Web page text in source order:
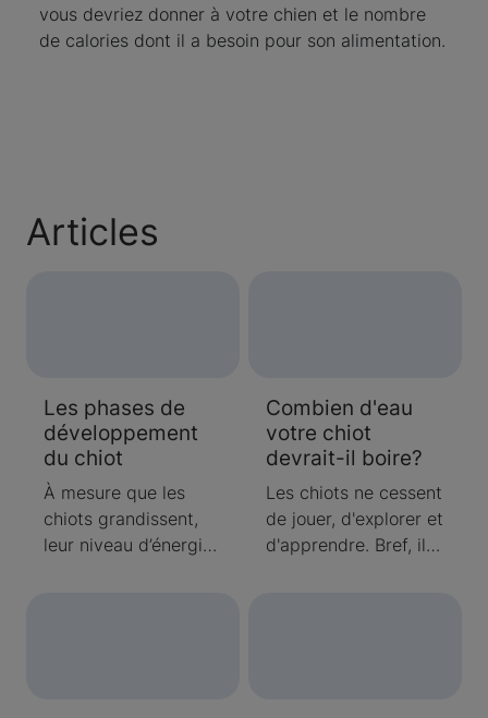
vous devriez donner à votre chien et le nombre
de calories dont il a besoin pour son alimentation.
Articles
Les phases de
développement
du chiot
À mesure que les
chiots grandissent,
leur niveau d’énergie
Combien d'eau
votre chiot
devrait-il boire?
Les chiots ne cessent
de jouer, d'explorer et
d'apprendre. Bref, ils